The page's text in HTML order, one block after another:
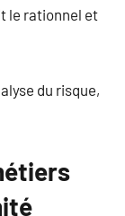
le rationnel et
du risque,